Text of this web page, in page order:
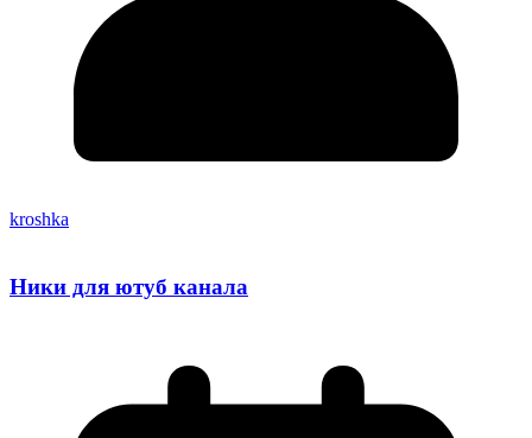
kroshka
Ники для ютуб канала